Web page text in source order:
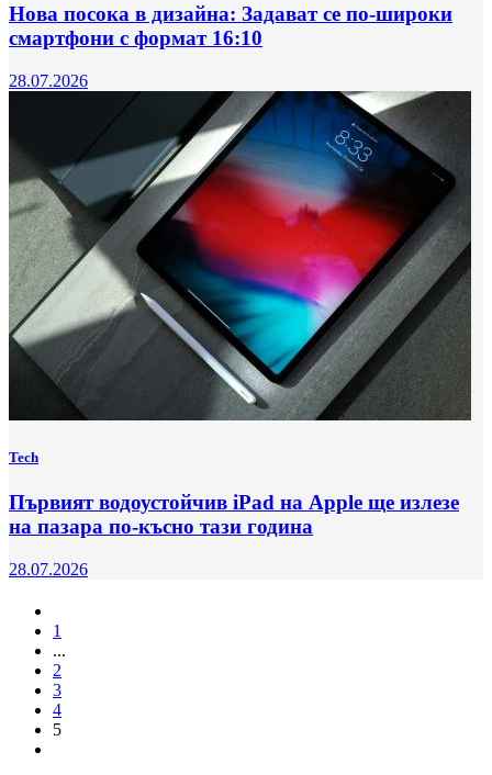
Нова посока в дизайна: Задават се по-широки
смартфони с формат 16:10
28.07.2026
Tech
Първият водоустойчив iPad на Apple ще излезе
на пазара по-късно тази година
28.07.2026
1
...
2
3
4
5